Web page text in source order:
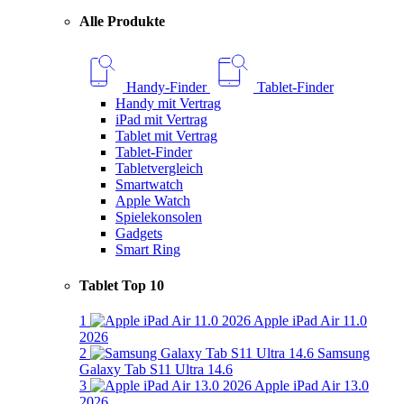
Alle Produkte
Handy-Finder
Tablet-Finder
Handy mit Vertrag
iPad mit Vertrag
Tablet mit Vertrag
Tablet-Finder
Tabletvergleich
Smartwatch
Apple Watch
Spielekonsolen
Gadgets
Smart Ring
Tablet Top 10
1
Apple iPad Air 11.0
2026
2
Samsung
Galaxy Tab S11 Ultra 14.6
3
Apple iPad Air 13.0